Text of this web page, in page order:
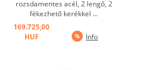
rozsdamentes acél, 2 lengő, 2
fékezhető kerékkel ...
169.725,00
HUF
Info